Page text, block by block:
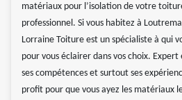
matériaux pour l’isolation de votre
professionnel. Si vous habitez à
Lorraine Toiture est un spécialiste à qui
pour vous éclairer dans vos choix.
ses compétences et surtout ses
profit pour que vous ayez les matériaux